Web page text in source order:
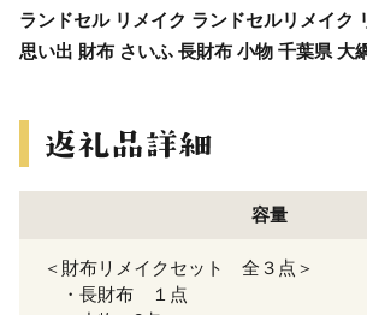
ランドセル リメイク ランドセルリメイク
思い出 財布 さいふ 長財布 小物 千葉県 大
容量
＜財布リメイクセット 全３点＞
・長財布 １点